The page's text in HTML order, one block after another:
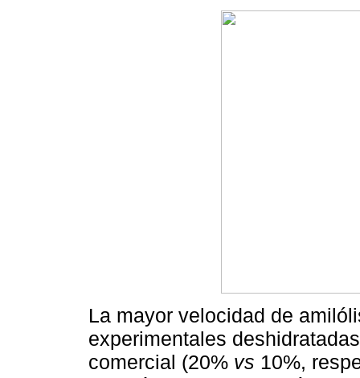
La mayor velocidad de
experimentales
comercial (20% vs 10%,